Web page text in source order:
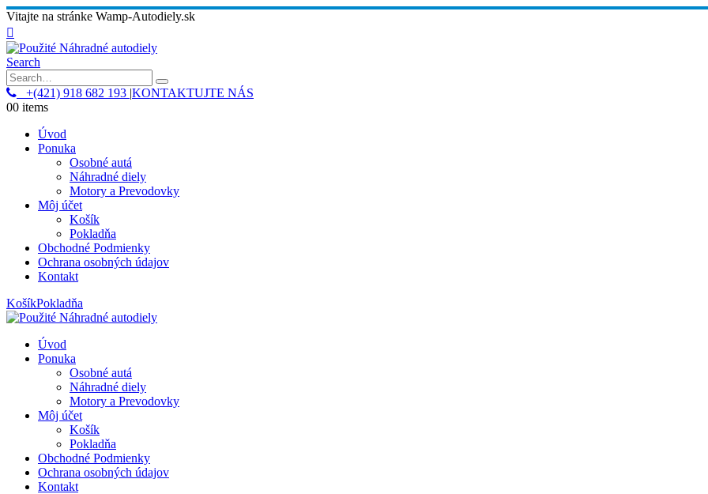
Vitajte na stránke Wamp-Autodiely.sk
Search
+(421) 918 682 193 |KONTAKTUJTE NÁS
00 items
Úvod
Ponuka
Osobné autá
Náhradné diely
Motory a Prevodovky
Môj účet
Košík
Pokladňa
Obchodné Podmienky
Ochrana osobných údajov
Kontakt
KošíkPokladňa
Úvod
Ponuka
Osobné autá
Náhradné diely
Motory a Prevodovky
Môj účet
Košík
Pokladňa
Obchodné Podmienky
Ochrana osobných údajov
Kontakt